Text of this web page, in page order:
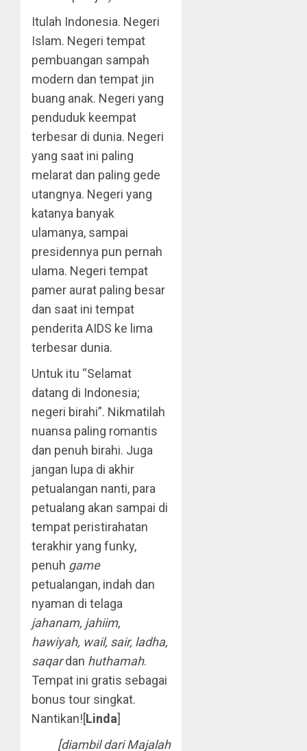
Itulah Indonesia. Negeri
Islam. Negeri tempat
pembuangan sampah
modern dan tempat jin
buang anak. Negeri yang
penduduk keempat
terbesar di dunia. Negeri
yang saat ini paling
melarat dan paling gede
utangnya. Negeri yang
katanya banyak
ulamanya, sampai
presidennya pun pernah
ulama. Negeri tempat
pamer aurat paling besar
dan saat ini tempat
penderita AIDS ke lima
terbesar dunia.
Untuk itu “Selamat
datang di Indonesia;
negeri birahi”. Nikmatilah
nuansa paling romantis
dan penuh birahi. Juga
jangan lupa di akhir
petualangan nanti, para
petualang akan sampai di
tempat peristirahatan
terakhir yang funky,
penuh game
petualangan, indah dan
nyaman di telaga
jahanam, jahiim,
hawiyah, wail, sair, ladha,
saqardan huthamah.
Tempat ini gratis sebagai
bonus tour singkat.
Nantikan![Linda]
[diambil dari Majalah